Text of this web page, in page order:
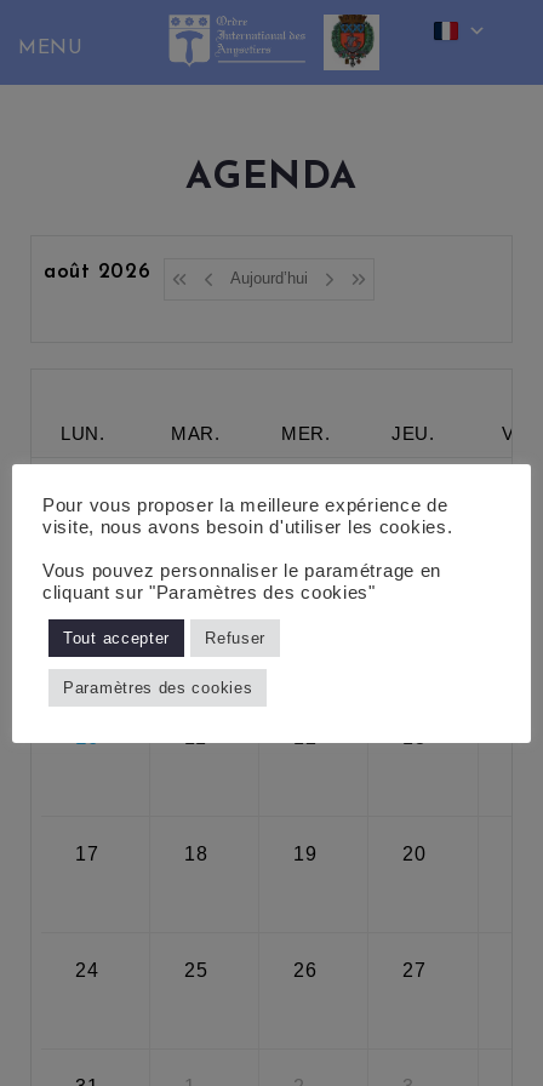
content
AGENDA
août 2026 Aujourd’hui
LUN. MAR. MER. JEU.
27 28 29 30
3 4
10 14
17 18 19 20
24 25 26 27
Pour vous proposer la meilleure expérience de
visite, nous avons besoin d'utiliser les cookies.
Vous pouvez personnaliser le paramétrage en
cliquant sur "Paramètres des cookies"
Tout accepter Refuser
Paramètres des cookies